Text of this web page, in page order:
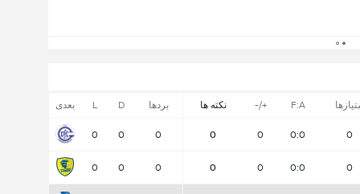
F:A
+/- نکته ها بردها D
L بعدی
0
0:0
0
0
0
0
0
0
0:0
0
0
0
0
0